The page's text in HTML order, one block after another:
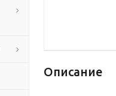
Описание